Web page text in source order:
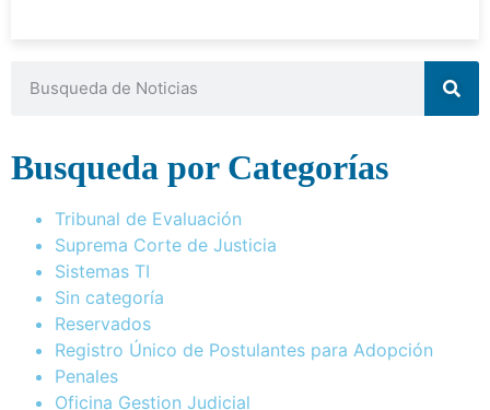
Busqueda por Categorías
Tribunal de Evaluación
Suprema Corte de Justicia
Sistemas TI
Sin categoría
Reservados
Registro Único de Postulantes para Adopción
Penales
Oficina Gestion Judicial